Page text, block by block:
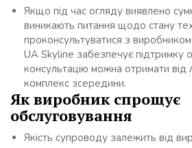
Якщо під час огляду виявлено
виникають питання щодо стану
проконсультуватися з
UA Skyline забезпечує підтримку
консультацію можна отримати від
комплекс зсередини.
Як виробник спрощує
обслуговування
Якість супроводу залежить від